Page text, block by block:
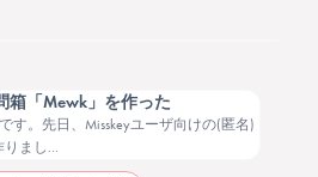
箱「Mewk」を作った
す。先日、Misskeyユーザ向けの(匿名)
りまし...